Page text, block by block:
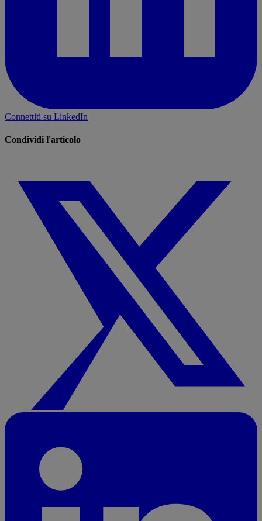
Connettiti su LinkedIn
Condividi l'articolo